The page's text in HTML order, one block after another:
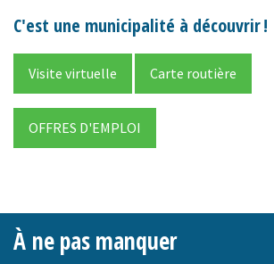
C'est une municipalité à découvrir!
Visite virtuelle Carte routière
OFFRES D'EMPLOI
À ne pas manquer